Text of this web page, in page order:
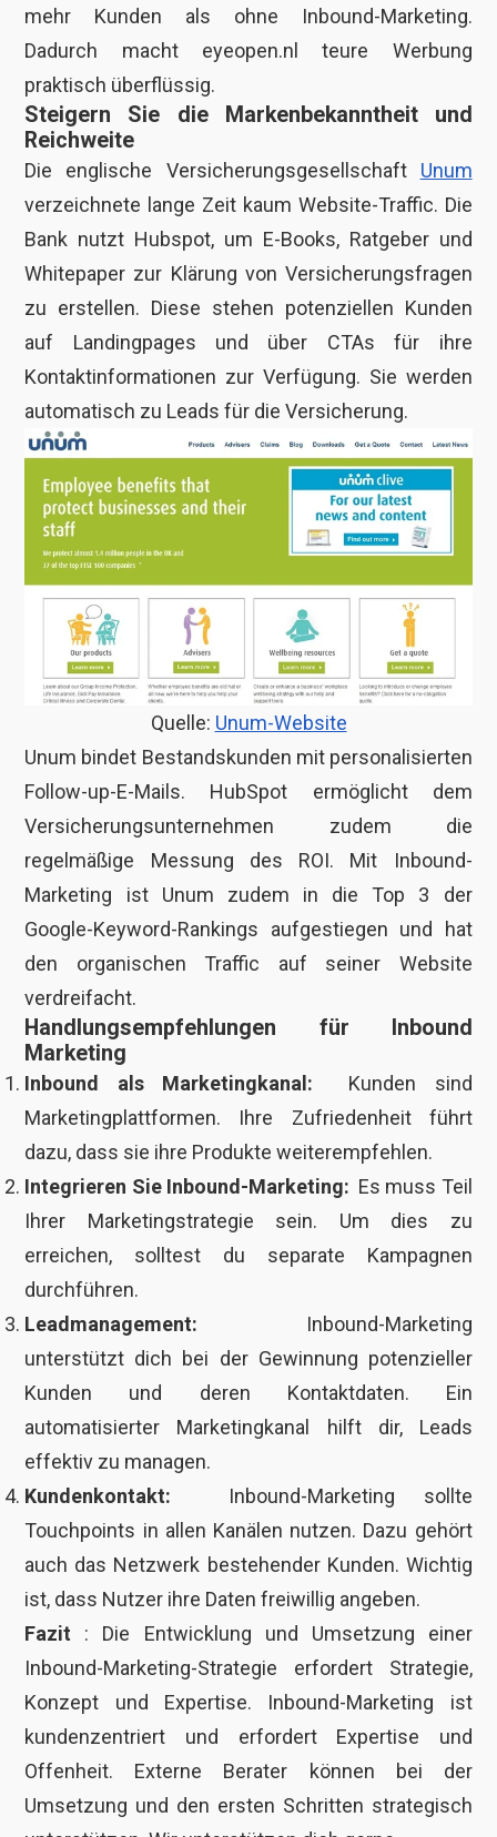
mehr Kunden als ohne Inbound-Marketing.
Dadurch macht eyeopen.nl teure Werbung
praktisch überflüssig.
Steigern Sie die Markenbekanntheit und
Reichweite
Die englische Versicherungsgesellschaft Unum
verzeichnete lange Zeit kaum Website-Traffic. Die
Bank nutzt Hubspot, um E-Books, Ratgeber und
Whitepaper zur Klärung von Versicherungsfragen
zu erstellen. Diese stehen potenziellen Kunden
auf Landingpages und über CTAs für ihre
Kontaktinformationen zur Verfügung. Sie werden
automatisch zu Leads für die Versicherung.
Quelle: Unum-Website
Unum bindet Bestandskunden mit personalisierten
Follow-up-E-Mails. HubSpot ermöglicht dem
Versicherungsunternehmen zudem die
regelmäßige Messung des ROI. Mit Inbound-
Marketing ist Unum zudem in die Top 3 der
Google-Keyword-Rankings aufgestiegen und hat
den organischen Traffic auf seiner Website
verdreifacht.
Handlungsempfehlungen für Inbound
Marketing
Inbound als Marketingkanal:
Kunden sind
Marketingplattformen. Ihre Zufriedenheit führt
dazu, dass sie ihre Produkte weiterempfehlen.
Integrieren Sie Inbound-Marketing: Es muss Teil
Ihrer Marketingstrategie sein. Um dies zu
erreichen, solltest du separate Kampagnen
durchführen.
Leadmanagement:
Inbound-Marketing
unterstützt dich bei der Gewinnung potenzieller
Kunden und deren Kontaktdaten. Ein
automatisierter Marketingkanal hilft dir, Leads
effektiv zu managen.
Kundenkontakt:
Inbound-Marketing sollte
Touchpoints in allen Kanälen nutzen. Dazu gehört
auch das Netzwerk bestehender Kunden. Wichtig
ist, dass Nutzer ihre Daten freiwillig angeben.
Fazit : Die Entwicklung und Umsetzung einer
Inbound-Marketing-Strategie erfordert Strategie,
Konzept und Expertise. Inbound-Marketing ist
kundenzentriert und erfordert Expertise und
Offenheit. Externe Berater können bei der
Umsetzung und den ersten Schritten strategisch